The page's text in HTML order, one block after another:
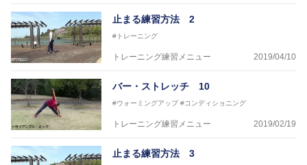
止まる練習方法 2
#トレーニング
トレーニング練習メニュー 2019/04/10
バー・ストレッチ 10
#ウォーミングアップ #コンディショニング
トレーニング練習メニュー 2019/02/19
止まる練習方法 3